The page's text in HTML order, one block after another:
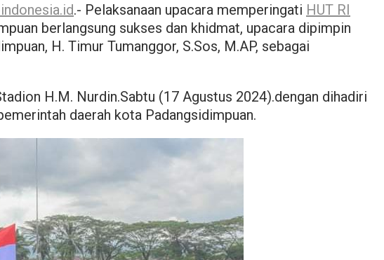
.- Pelaksanaan upacara memperingati HUT RI
berlangsung sukses dan khidmat, upacara dipimpin
H. Timur Tumanggor, S.Sos, M.AP, sebagai
H.M. Nurdin.Sabtu (17 Agustus 2024).dengan dihadiri
daerah kota Padangsidimpuan.